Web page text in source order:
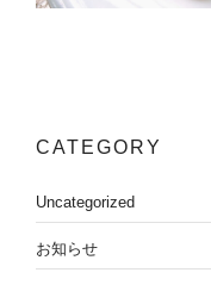
CATEGORY
Uncategorized
お知らせ